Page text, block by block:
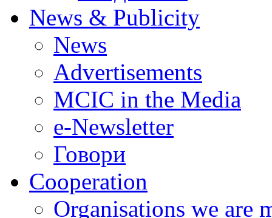
News & Publicity
News
Advertisements
MCIC in the Media
e-Newsletter
Говори
Cooperation
Organisations we are